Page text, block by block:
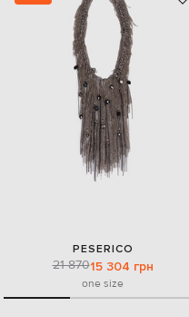
PESERICO
21 87015 304 грн
one size